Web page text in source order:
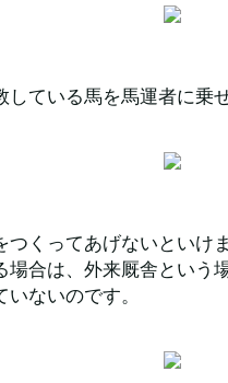
している馬を馬運者に乗
くってあげないといけま
場合は、外来厩舎という
ないのです。